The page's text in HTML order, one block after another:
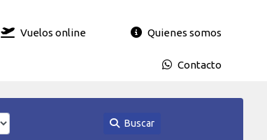
Vuelos online Quienes somos
Contacto
Buscar